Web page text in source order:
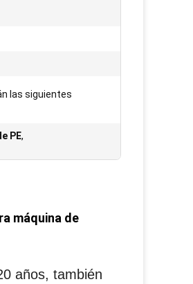
las siguientes
PE,
máquina de
años, también